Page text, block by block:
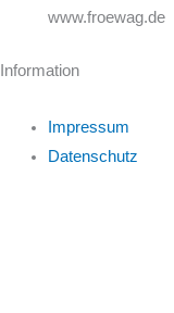
www.froewag.de
Information
Impressum
Datenschutz